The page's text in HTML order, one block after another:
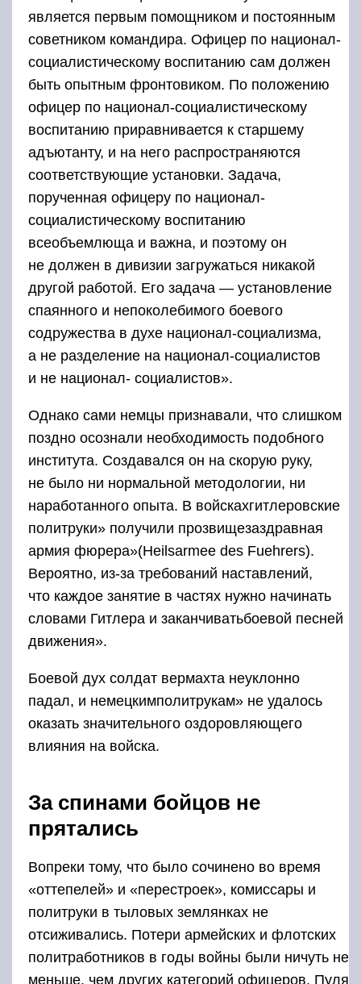
является первым помощником и постоянным
советником командира. Офицер по национал-
социалистическому воспитанию сам должен
быть опытным фронтовиком. По положению
офицер по национал-социалистическому
воспитанию приравнивается к старшему
адъютанту, и на него распространяются
соответствующие установки. Задача,
порученная офицеру по национал-
социалистическому воспитанию
всеобъемлюща и важна, и поэтому он
не должен в дивизии загружаться никакой
другой работой. Его задача — установление
спаянного и непоколебимого боевого
содружества в духе национал-социализма,
а не разделение на национал-социалистов
и не национал- социалистов».
Однако сами немцы признавали, что слишком
поздно осознали необходимость подобного
института. Создавался он на скорую руку,
не было ни нормальной методологии, ни
наработанного опыта. В войскахгитлеровские
политруки» получили прозвищезаздравная
армия фюрера»(Heilsarmee des Fuehrers).
Вероятно, из-за требований наставлений,
что каждое занятие в частях нужно начинать
словами Гитлера и заканчиватьбоевой песней
движения».
Боевой дух солдат вермахта неуклонно
падал, и немецкимполитрукам» не удалось
оказать значительного оздоровляющего
влияния на войска.
За спинами бойцов не
прятались
Вопреки тому, что было сочинено во время
«оттепелей» и «перестроек», комиссары и
политруки в тыловых землянках не
отсиживались. Потери армейских и флотских
политработников в годы войны были ничуть не
меньше, чем других категорий офицеров. Пуля